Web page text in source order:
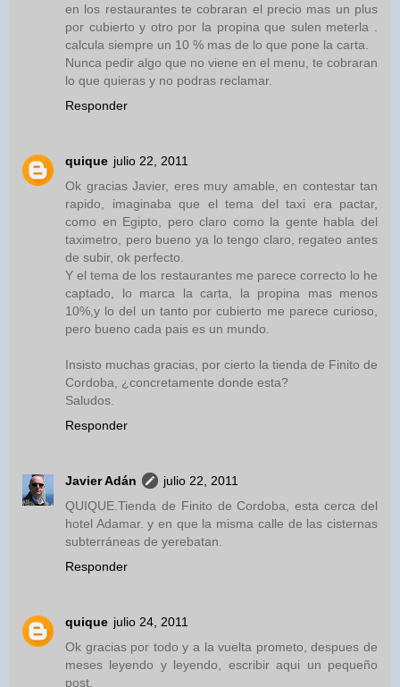
en los restaurantes te cobraran el precio mas un plus
por cubierto y otro por la propina que sulen meterla .
calcula siempre un 10 % mas de lo que pone la carta.
Nunca pedir algo que no viene en el menu, te cobraran
lo que quieras y no podras reclamar.
Responder
quique julio 22, 2011
Ok gracias Javier, eres muy amable, en contestar tan
rapido, imaginaba que el tema del taxi era pactar,
como en Egipto, pero claro como la gente habla del
taximetro, pero bueno ya lo tengo claro, regateo antes
de subir, ok perfecto.
Y el tema de los restaurantes me parece correcto lo he
captado, lo marca la carta, la propina mas menos
10%,y lo del un tanto por cubierto me parece curioso,
pero bueno cada pais es un mundo.
Insisto muchas gracias, por cierto la tienda de Finito de
Cordoba, ¿concretamente donde esta?
Saludos.
Responder
Javier Adán
julio 22, 2011
QUIQUE.Tienda de Finito de Cordoba, esta cerca del
hotel Adamar. y en que la misma calle de las cisternas
subterráneas de yerebatan.
Responder
quique julio 24, 2011
Ok gracias por todo y a la vuelta prometo, despues de
meses leyendo y leyendo, escribir aqui un pequeño
post.